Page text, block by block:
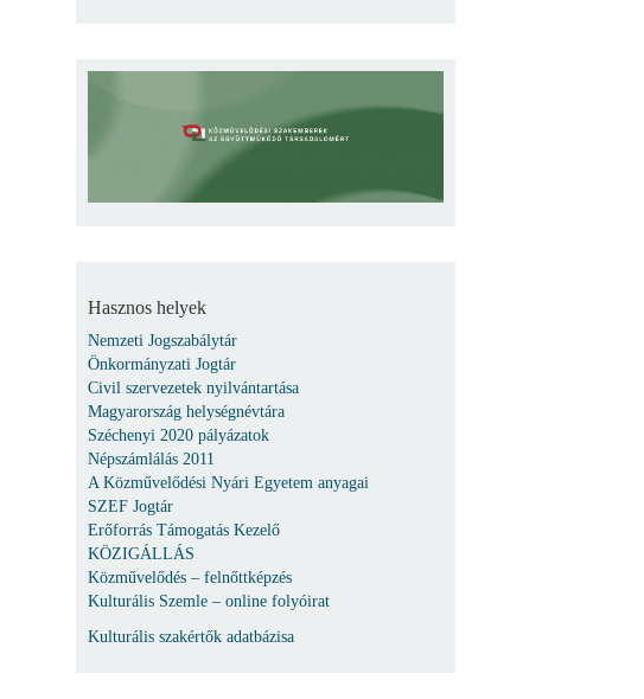
Hasznos helyek
Nemzeti Jogszabálytár
Önkormányzati Jogtár
Civil szervezetek nyilvántartása
Magyarország helységnévtára
Széchenyi 2020 pályázatok
Népszámlálás 2011
A Közművelődési Nyári Egyetem anyagai
SZEF Jogtár
Erőforrás Támogatás Kezelő
KÖZIGÁLLÁS
Közművelődés – felnőttképzés
Kulturális Szemle – online folyóirat
Kulturális szakértők adatbázisa